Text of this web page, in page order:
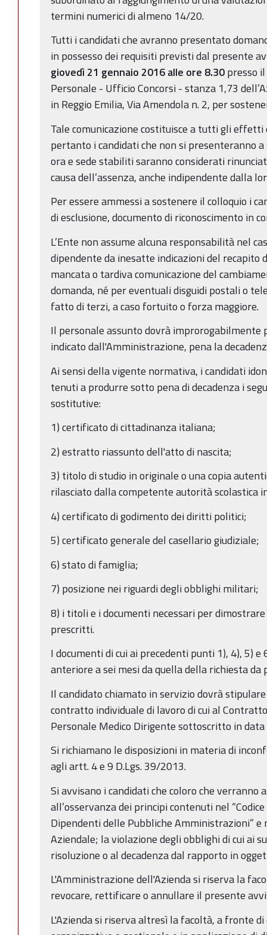
termini numerici di almeno 14/20.
Tutti i candidati che avranno presentato
in possesso dei requisiti previsti dal presente
giovedì21 gennaio 2016 alle ore 8.30presso
Personale - Ufficio Concorsi - stanza 1,73
in Reggio Emilia, Via Amendola n. 2, per
Tale comunicazione costituisce a tutti gli effetti
pertanto i candidati che non si presenteranno
ora e sede stabiliti saranno considerati
causa dell’assenza, anche indipendente dalla
Per essere ammessi a sostenere il colloquio i
di esclusione, documento di riconoscimento in
L’Ente non assume alcuna responsabilità nel
dipendente da inesatte indicazioni del recapito
mancata o tardiva comunicazione del
domanda, né per eventuali disguidi postali o
fatto di terzi, a caso fortuito o forza maggiore.
Il personale assunto dovrà improrogabilmente
indicato dall'Amministrazione, pena la
Ai sensi della vigente normativa, i candidati
tenuti a produrre sotto pena di decadenza i
sostitutive:
1) certificato di cittadinanza italiana;
2) estratto riassunto dell'atto di nascita;
3) titolo di studio in originale o una copia
rilasciato dalla competente autorità scolastica
4) certificato di godimento dei diritti politici;
5) certificato generale del casellario giudiziale;
6) stato di famiglia;
7) posizione nei riguardi degli obblighi militari;
8) i titoli e i documenti necessari per
prescritti.
I documenti di cui ai precedenti punti 1), 4), 5)
anteriore a sei mesi da quella della richiesta
Il candidato chiamato in servizio dovrà
contratto individuale di lavoro di cui al
Personale Medico Dirigente sottoscritto in
Si richiamano le disposizioni in materia di
agli artt. 4 e 9 D.Lgs. 39/2013.
Si avvisano i candidati che coloro che verranno
all’osservanza dei principi contenuti nel
Dipendenti delle Pubbliche Amministrazioni” e
Aziendale; la violazione degli obblighi di cui ai
risoluzione o al decadenza dal rapporto in
L'Amministrazione dell'Azienda si riserva la
revocare, rettificare o annullare il presente
L'Azienda si riserva altresì la facoltà, a fronte